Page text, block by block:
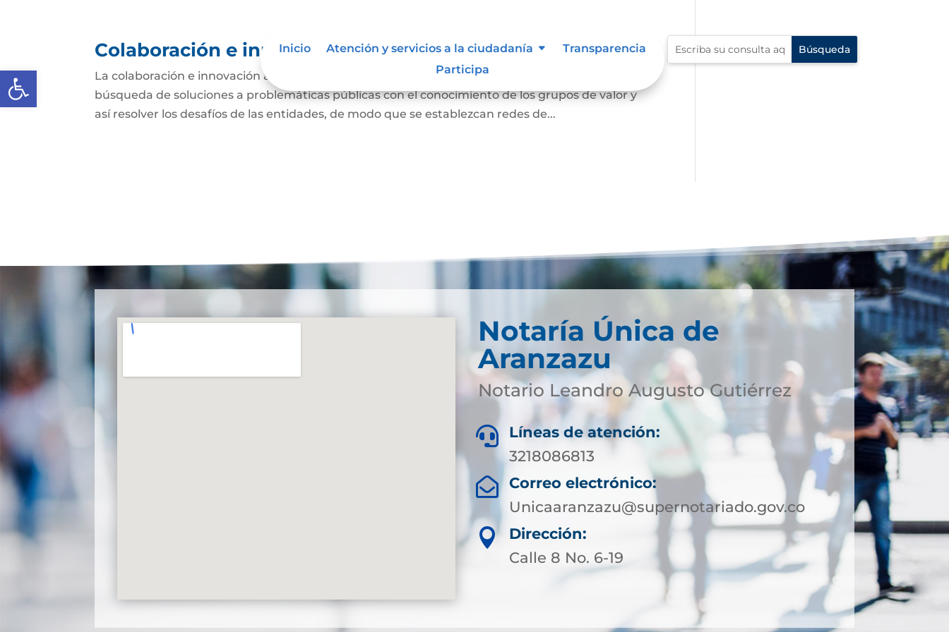
Abrir barra de herramientas
Inicio Atención y servicios a la ciudadanía
Transparencia
Participa
Colaboración e innovación abierta
La colaboración e innovación abierta es entendida como la interacción con la ciudadanía para la
búsqueda de soluciones a problemáticas públicas con el conocimiento de los grupos de valor y
así resolver los desafíos de las entidades, de modo que se establezcan redes de...
Notaría Única de
Aranzazu
Notario Leandro Augusto Gutiérrez

Líneas de atención:
3218086813

Correo electrónico:
Unicaaranzazu@supernotariado.gov.co

Dirección:
Calle 8 No. 6-19